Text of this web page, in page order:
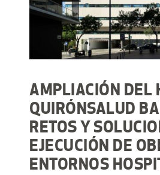
AMPLIACIÓN DEL
QUIRÓNSALUD
RETOS Y
EJECUCIÓN DE
ENTORNOS